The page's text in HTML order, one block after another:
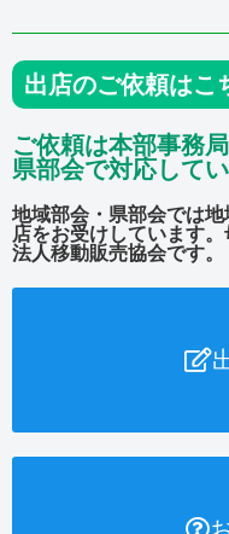
出店のご依頼はこ
ご依頼は本部事務
県部会で対応して
地域部会・県部会では
店をお受けしています
法人移動販売協会です。